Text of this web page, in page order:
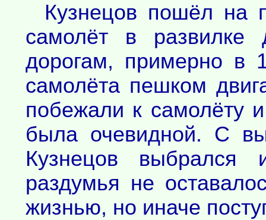
Кузнецов пошёл на
самолёт в
дорогам, примерно в
самолёта пешком
побежали к самолёту
была очевидной. С
Кузнецов
раздумья не
жизнью, но иначе